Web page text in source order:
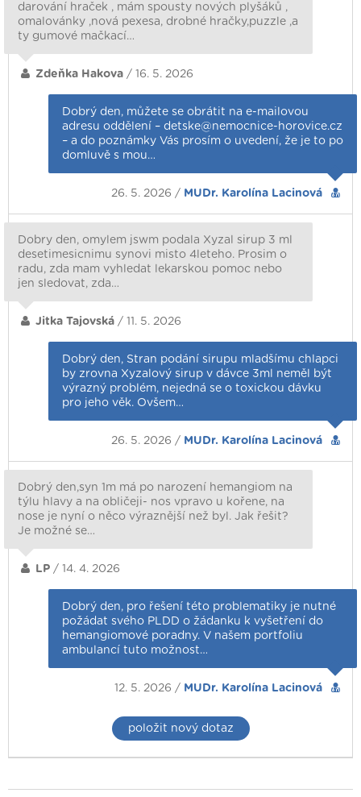
darování hraček , mám spousty nových plyšáků ,
omalovánky ,nová pexesa, drobné hračky,puzzle ,a
ty gumové mačkací…
Zdeňka Hakova / 16. 5. 2026
Dobrý den, můžete se obrátit na e-mailovou
adresu oddělení – detske@nemocnice-horovice.cz
– a do poznámky Vás prosím o uvedení, že je to po
domluvě s mou…
26. 5. 2026 / MUDr. Karolína Lacinová
Dobry den, omylem jswm podala Xyzal sirup 3 ml
desetimesicnimu synovi misto 4leteho. Prosim o
radu, zda mam vyhledat lekarskou pomoc nebo
jen sledovat, zda…
Jitka Tajovská / 11. 5. 2026
Dobrý den, Stran podání sirupu mladšímu chlapci
by zrovna Xyzalový sirup v dávce 3ml neměl být
výrazný problém, nejedná se o toxickou dávku
pro jeho věk. Ovšem…
26. 5. 2026 / MUDr. Karolína Lacinová
Dobrý den,syn 1m má po narození hemangiom na
týlu hlavy a na obličeji- nos vpravo u kořene, na
nose je nyní o něco výraznější než byl. Jak řešit?
Je možné se…
LP / 14. 4. 2026
Dobrý den, pro řešení této problematiky je nutné
požádat svého PLDD o žádanku k vyšetření do
hemangiomové poradny. V našem portfoliu
ambulancí tuto možnost…
12. 5. 2026 / MUDr. Karolína Lacinová
položit nový dotaz